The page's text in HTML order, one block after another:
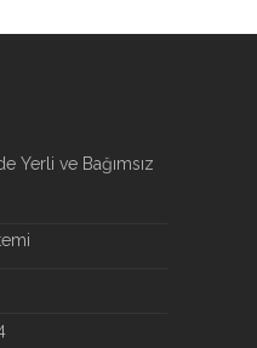
Yerli ve Bağımsız